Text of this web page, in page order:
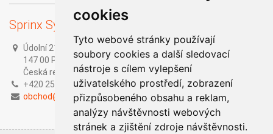
cookies
Tyto webové stránky používají
soubory cookies a další sledovací
nástroje s cílem vylepšení
uživatelského prostředí, zobrazení
přizpůsobeného obsahu a reklam,
analýzy návštěvnosti webových
stránek a zjištění zdroje návštěvnosti.
Sprinx Systems, a.s.
Údolní 212/1,
147 00 Praha 4,
Česká republika
+420 251 014 211
obchod@sprinx.com